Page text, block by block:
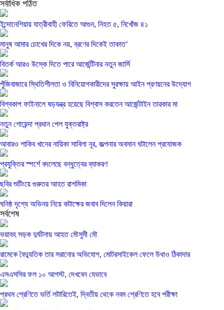
সর্বাধিক পঠিত
ইন্দোনেশিয়ায় যাত্রীবাহী ফেরিতে আগুন, নিহত ৫, নিখোঁজ ৪১
মানুষ আমার চোখের দিকে নয়, ব্রণের দিকেই তাকাত’
বিতর্ক আরও উস্কে দিতে পারে আর্জেন্টিনার নতুন জার্সি
পুঁজিবাজারে স্থিতিশীলতা ও বিনিয়োগকারীদের সুরক্ষায় আইন প্রণয়নের উদ্যোগ
বিশ্বকাপ ফাইনালে ষড়যন্ত্র হয়েছে বিশ্বাস করতেন আর্জেন্টাইন তারকার মা
নতুন গোয়েন্দা প্রধান পেল যুক্তরাষ্ট্র
আবারও শাকিব খানের নায়িকা সাবিলা নূর, জল্পনার অবসান ঘটালেন প্রযোজক
প্রযুক্তির স্পর্শে বদলেছে বন্ধুত্বের ব্যাকরণ
ছবির শুটিংয়ে গুরুতর আহত রাশমিকা
ঘনিষ্ঠ দৃশ্যে অভিনয় নিয়ে কটাক্ষের জবাব দিলেন কিয়ারা
সর্বশেষ
ভয়াবহ সড়ক দুর্ঘটনায় আহত মৌসুমী মৌ
রামেকে বৈদ্যুতিক তার সরানোর অভিযোগ, মোটরসাইকেল ফেলে উধাও ঠিকাদার
এসএসসির ফল ১০ আগস্ট, দেখবেন যেভাবে
প্রথম শ্রেণিতে ভর্তি লটারিতেই, দ্বিতীয় থেকে নবম শ্রেণিতে হবে পরীক্ষা